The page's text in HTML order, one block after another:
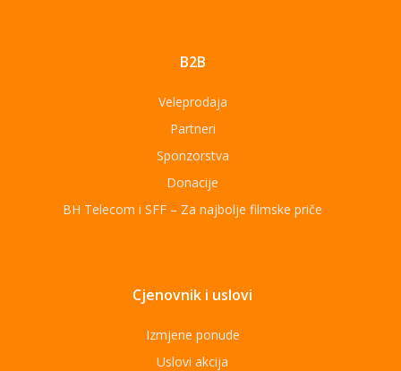
B2B
Veleprodaja
Partneri
Sponzorstva
Donacije
BH Telecom i SFF – Za najbolje filmske priče
Cjenovnik i uslovi
Izmjene ponude
Uslovi akcija